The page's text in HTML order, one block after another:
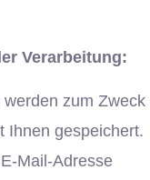
Verarbeitung:
zum Zweck
Ihnen gespeichert.
Mail-Adresse